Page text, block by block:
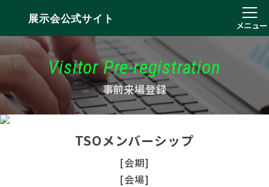
展示会公式サイト
メニュー
Visitor Pre-registration
事前来場登録
TSOメンバーシップ
[会期]
[会場]